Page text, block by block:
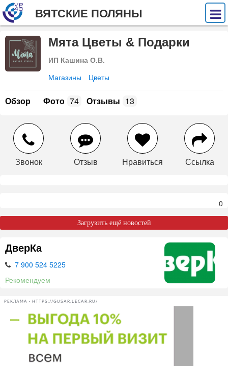
ВЯТСКИЕ ПОЛЯНЫ
Мята Цветы & Подарки
ИП Кашина О.В.
Магазины Цветы
Обзор Фото 74 Отзывы 13
Звонок Отзыв Нравиться Ссылка
0
Загрузить ещё новостей
ДверКа
7 900 524 5225
Рекомендуем
РЕКЛАМА • HTTPS://GUSAR.LECAR.RU/